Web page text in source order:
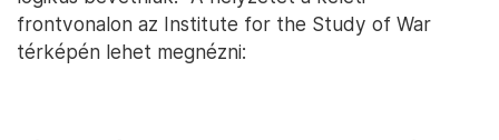
frontvonalon az Institute for the Study of War
térképén lehet megnézni: